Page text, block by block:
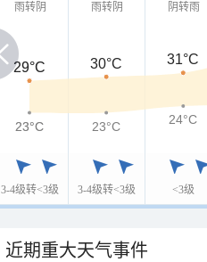
雨转阴
3-4级转<3级
雨转阴
3-4级转<3级
阴转雨
<3级
29°C
29°C 30°C 31°C
23°C
23°C 23°C 24°C
近期重大天气事件